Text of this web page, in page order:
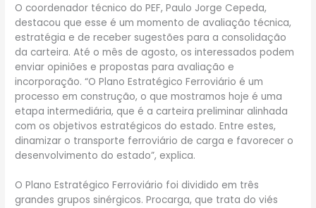
O coordenador técnico do PEF, Paulo Jorge Cepeda,
destacou que esse é um momento de avaliação técnica,
estratégia e de receber sugestões para a consolidação
da carteira. Até o mês de agosto, os interessados podem
enviar opiniões e propostas para avaliação e
incorporação. “O Plano Estratégico Ferroviário é um
processo em construção, o que mostramos hoje é uma
etapa intermediária, que é a carteira preliminar alinhada
com os objetivos estratégicos do estado. Entre estes,
dinamizar o transporte ferroviário de carga e favorecer o
desenvolvimento do estado”, explica.
O Plano Estratégico Ferroviário foi dividido em três
grandes grupos sinérgicos. Procarga, que trata do viés